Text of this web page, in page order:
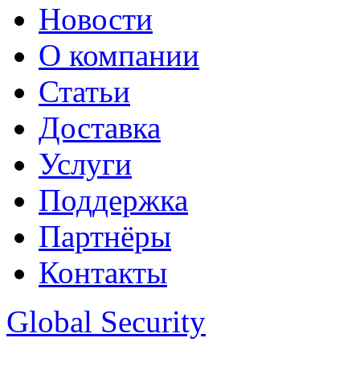
Новости
О компании
Статьи
Доставка
Услуги
Поддержка
Партнёры
Контакты
Global Security